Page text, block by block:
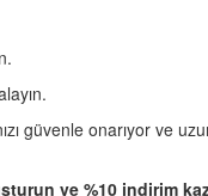
güvenle onarıyor ve
ve %10 indirim